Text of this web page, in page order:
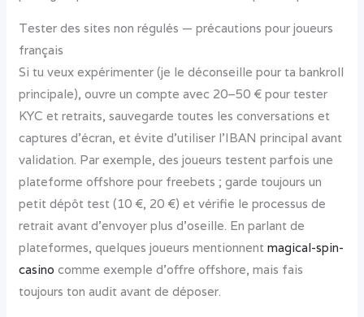
Tester des sites non régulés — précautions pour joueurs
français
Si tu veux expérimenter (je le déconseille pour ta bankroll
principale), ouvre un compte avec 20–50 € pour tester
KYC et retraits, sauvegarde toutes les conversations et
captures d’écran, et évite d’utiliser l’IBAN principal avant
validation. Par exemple, des joueurs testent parfois une
plateforme offshore pour freebets ; garde toujours un
petit dépôt test (10 €, 20 €) et vérifie le processus de
retrait avant d’envoyer plus d’oseille. En parlant de
plateformes, quelques joueurs mentionnentmagical-spin-
casino comme exemple d’offre offshore, mais fais
toujours ton audit avant de déposer.